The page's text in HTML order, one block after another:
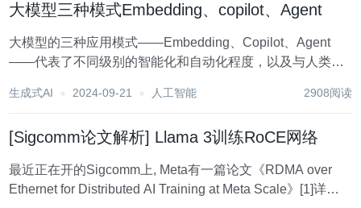
大模型三种模式Embedding、copilot、Agent
大模型的三种应用模式——Embedding、Copilot、Agent
——代表了不同级别的智能化和自动化程度，以及与人类用
（Embedding Mode） 定义：在嵌入模式中，大模型被集成
生成式AI 2024-09-21 人工智能 2908阅读
[Sigcomm论文解析] Llama 3训练RoCE网络
最近正在开的Sigcomm上, Meta有一篇论文《RDMA over
Ethernet for Distributed AI Training at Meta Scale》[1]详细